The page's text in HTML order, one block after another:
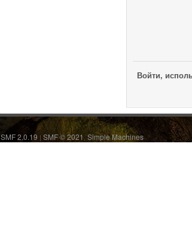
Войти,
SMF 2.0.19 | SMF © 2021 ,Simple Machines